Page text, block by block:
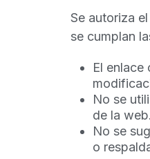
Se autoriza
se cumplan
El
No se
de la web.
No se
o